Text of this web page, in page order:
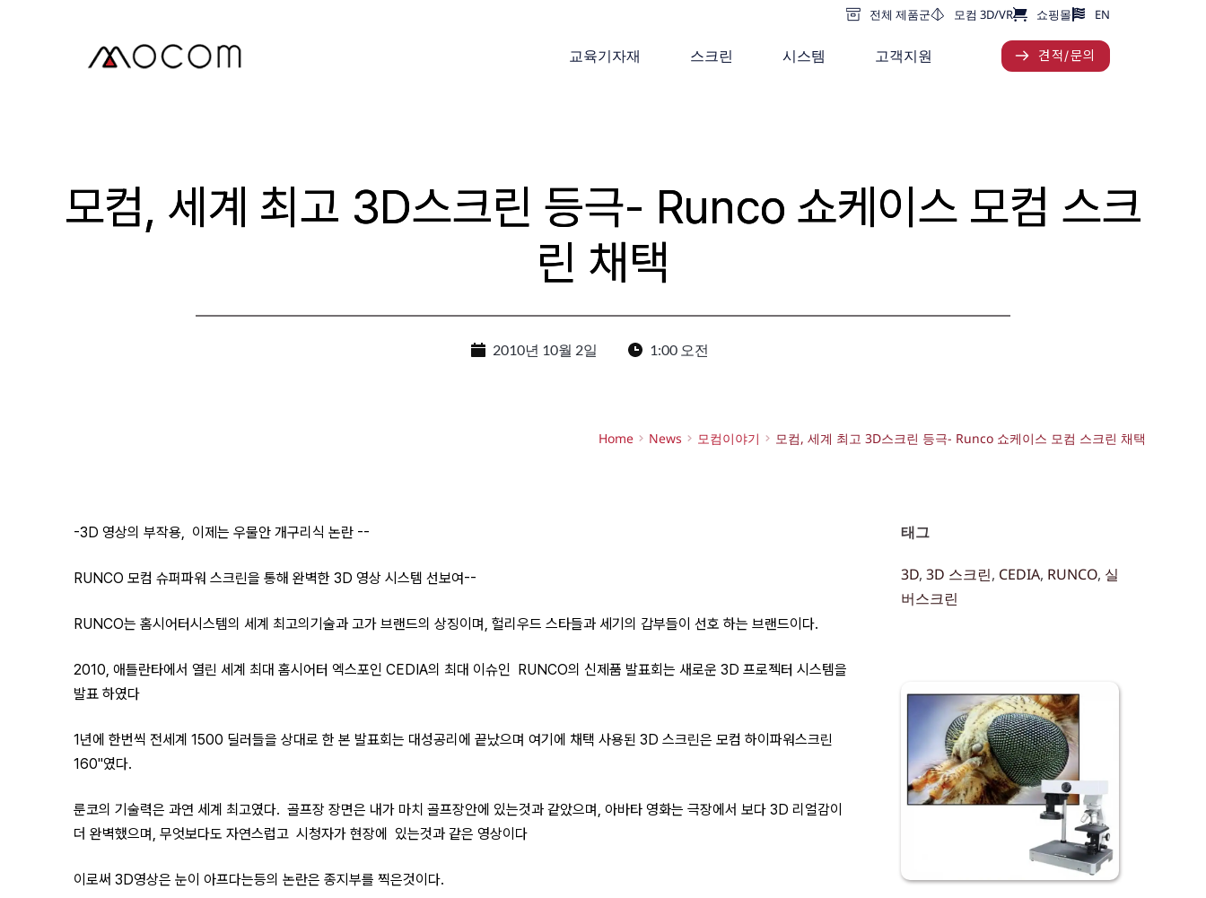
전체 제품군 모컴 3D/VR 쇼핑몰 EN
교육기자재 스크린 시스템 고객지원 견적/문의
모컴, 세계 최고 3D스크린 등극- Runco 쇼케이스 모컴 스크
린 채택
2010년 10월 2일 1:00 오전
Home News 모컴이야기 모컴, 세계 최고 3D스크린 등극- Runco 쇼케이스 모컴 스크린 채택
-3D 영상의 부작용, 이제는 우물안 개구리식 논란 --
RUNCO 모컴 슈퍼파워 스크린을 통해 완벽한 3D 영상 시스템 선보여--
RUNCO는 홈시어터시스템의 세계 최고의기술과 고가 브랜드의 상징이며, 헐리우드 스타들과 세기의 갑부들이 선호 하는 브랜드이다.
2010, 애틀란타에서 열린 세계 최대 홈시어터 엑스포인 CEDIA의 최대 이슈인 RUNCO의 신제품 발표회는 새로운 3D 프로젝터 시스템을
발표 하였다
1년에 한번씩 전세계 1500 딜러들을 상대로 한 본 발표회는 대성공리에 끝났으며 여기에 채택 사용된 3D 스크린은 모컴하이파워스크린
160"였다.
룬코의 기술력은 과연 세계 최고였다. 골프장 장면은 내가 마치 골프장안에 있는것과 같았으며, 아바타 영화는 극장에서 보다 3D 리얼감이
더 완벽했으며, 무엇보다도 자연스럽고 시청자가 현장에 있는것과 같은 영상이다
이로써 3D영상은 눈이 아프다는등의 논란은 종지부를 찍은것이다.
태그
3D, 3D 스크린, CEDIA, RUNCO, 실
버스크린